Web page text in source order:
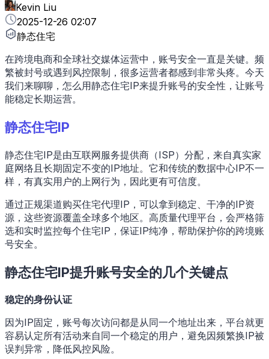
Kevin Liu
2025-12-26 02:07
静态住宅
在跨境电商和全球社交媒体运营中，账号安全一直是关键。频
繁被封号或遇到风控限制，很多运营者都感到非常头疼。今天
我们来聊聊，怎么用静态住宅IP来提升账号的安全性，让账号
能稳定长期运营。
静态住宅IP
静态住宅IP是由互联网服务提供商（ISP）分配，来自真实家
庭网络且长期固定不变的IP地址。它和传统的数据中心IP不一
样，有真实用户的上网行为，因此更有可信度。
通过正规渠道购买住宅代理IP，可以拿到稳定、干净的IP资
源，这些资源覆盖全球多个地区。高质量代理平台，会严格筛
选和实时监控每个住宅IP，保证IP纯净，帮助保护你的跨境账
号安全。
静态住宅IP提升账号安全的几个关键点
稳定的身份认证
因为IP固定，账号每次访问都是从同一个地址出来，平台就更
容易认定所有活动来自同一个稳定的用户，避免因频繁换IP被
误判异常，降低风控风险。